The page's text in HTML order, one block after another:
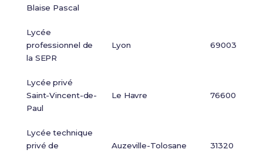
Blaise Pascal
Lycée
professionnel de
la SEPR
Lyon 69003
Lycée privé
Saint-Vincent-de-
Paul
Le Havre 76600
Lycée technique
privé de
Auzeville-Tolosane 31320